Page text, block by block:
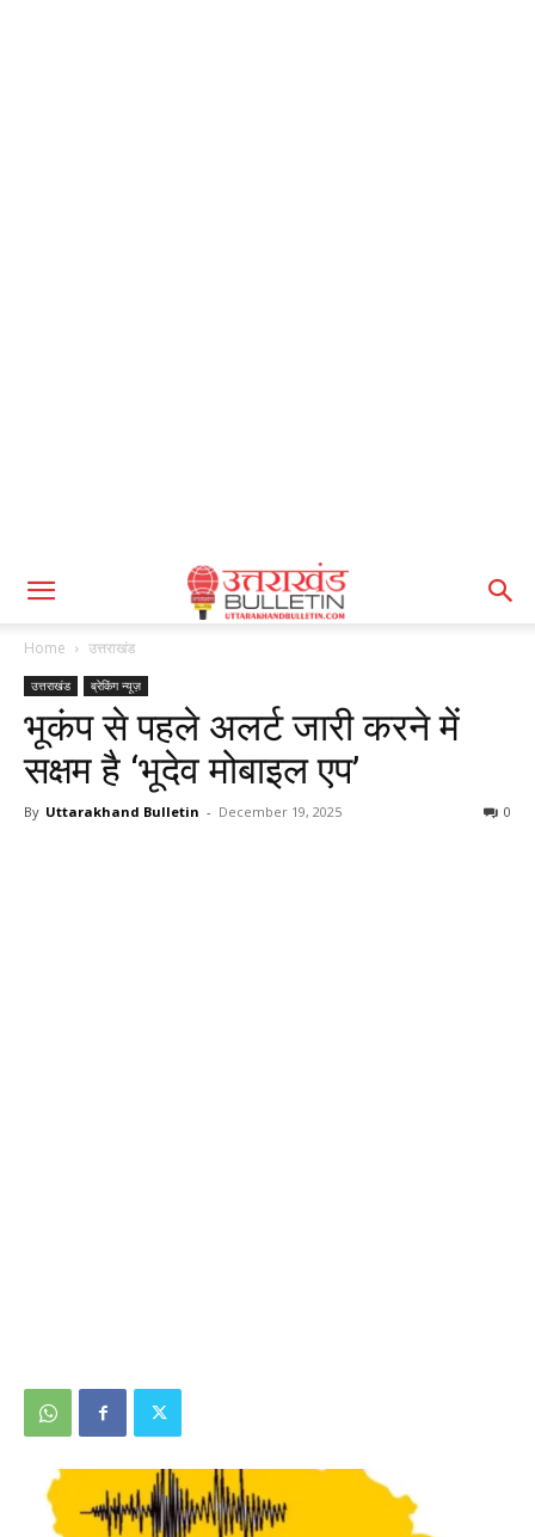
Home उत्तराखंड
उत्तराखंड ब्रेकिंग न्यूज़
भूकंप से पहले अलर्ट जारी करने में
सक्षम है ‘भूदेव मोबाइल एप’
By Uttarakhand Bulletin - December 19, 2025 0